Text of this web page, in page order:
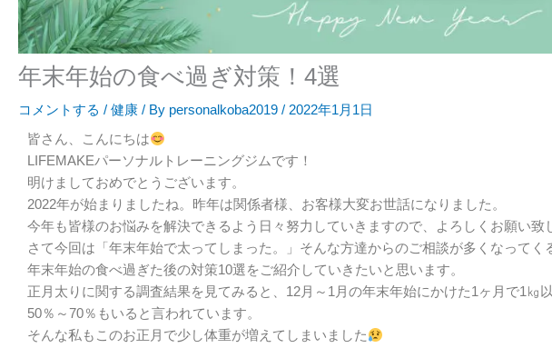
年末年始の食べ過ぎ対策！4選
コメントする / 健康 / By personalkoba2019 / 2022年1月1日
皆さん、こんにちは
LIFEMAKEパーソナルトレーニングジムです！
明けましておめでとうございます。
2022年が始まりましたね。昨年は関係者様、お客様大変お世話になりました。
今年も皆様のお悩みを解決できるよう日々努力していきますので、よろしくお願い致
さて今回は「年末年始で太ってしまった。」そんな方達からのご相談が多くなってく
年末年始の食べ過ぎた後の対策10選をご紹介していきたいと思います。
正月太りに関する調査結果を見てみると、12月～1月の年末年始にかけた1ヶ月で1㎏
50％～70％もいると言われています。
そんな私もこのお正月で少し体重が増えてしまいました